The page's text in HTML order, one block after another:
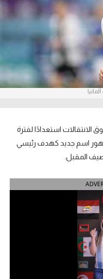
استعدادًا لفترة
اسم جديد كهدف رئيسي
المقبل.